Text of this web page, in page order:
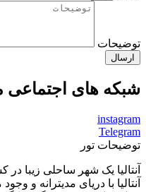
توضیحات
ارسال
شبکه های اجتماعی
instagram
Telegram
توضیحات تور
آنتالیا یک شهر ساحلی زیبا
آنتالیا با دریای مدیترانه و